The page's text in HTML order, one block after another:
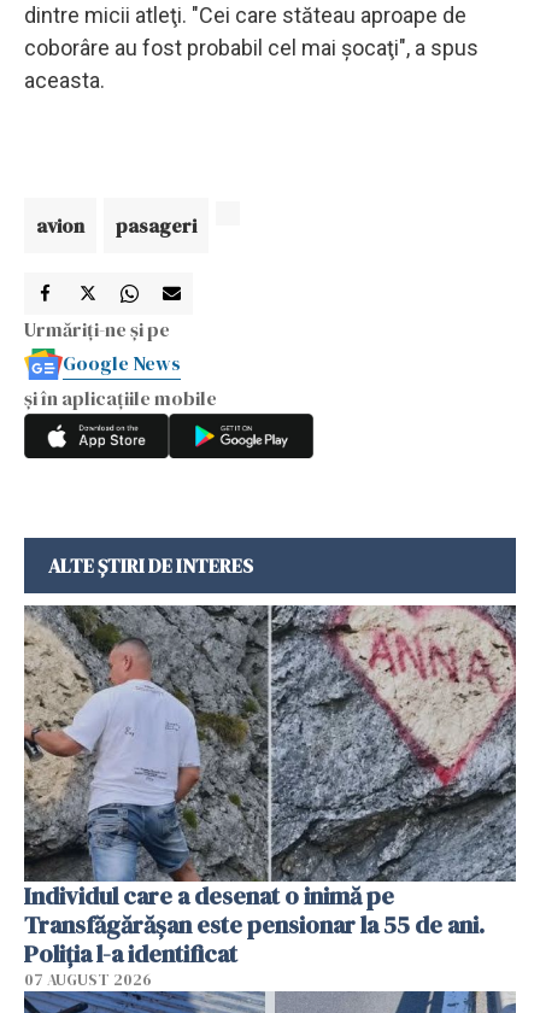
dintre micii atleţi. "Cei care stăteau aproape de
coborâre au fost probabil cel mai şocaţi", a spus
aceasta.
avion pasageri
Urmăriți-ne și pe
Google News
și în aplicațiile mobile
ALTE ȘTIRI DE INTERES
Individul care a desenat o inimă pe
Transfăgărășan este pensionar la 55 de ani.
Poliția l-a identificat
07 AUGUST 2026